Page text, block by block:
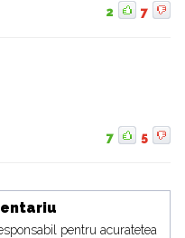
2 7
7 5
pentru acuratetea